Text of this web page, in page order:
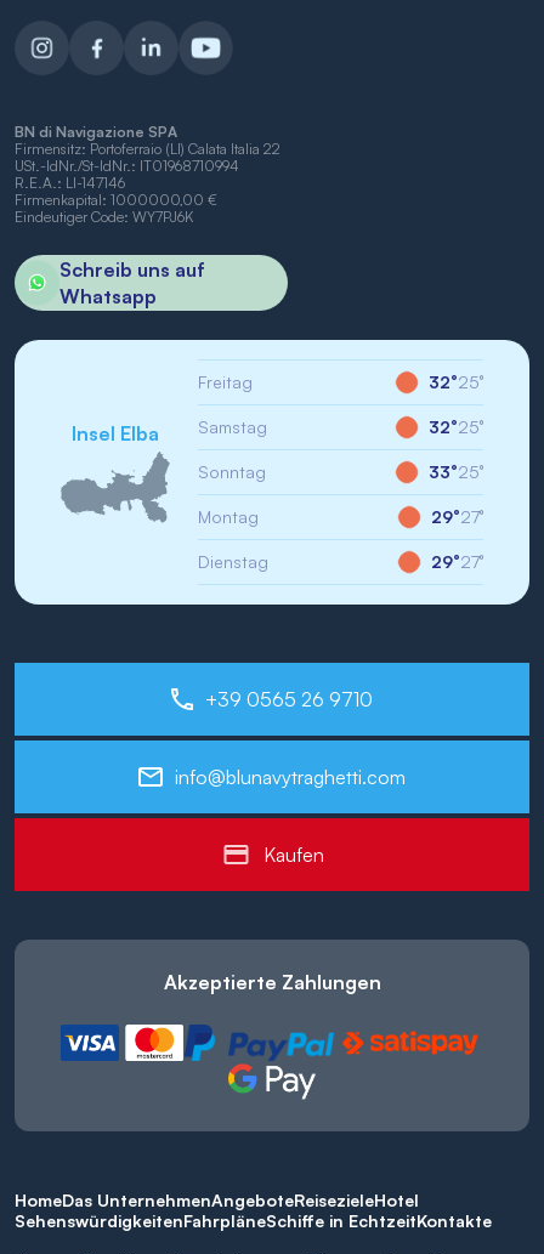
BN di Navigazione SPA
Firmensitz: Portoferraio (LI) Calata Italia 22
USt.-IdNr./St-IdNr.: IT01968710994
R.E.A.: LI-147146
Firmenkapital: 1000000,00 €
Eindeutiger Code: WY7PJ6K
Schreib uns auf
Whatsapp
Insel Elba
Freitag 32°25°
Samstag 32°25°
Sonntag 33°25°
Montag 29°27°
Dienstag 29°27°
+39 0565 26 9710
info@blunavytraghetti.com
Kaufen
Akzeptierte Zahlungen
HomeDas UnternehmenAngeboteReisezieleHotel
SehenswürdigkeitenFahrpläneSchiffe in EchtzeitKontakte